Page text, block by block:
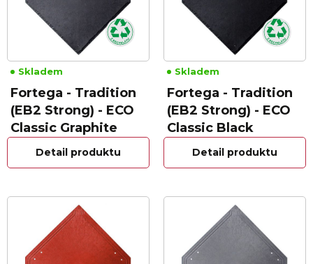
Skladem
Fortega - Tradition
(EB2 Strong) - ECO
Classic Graphite
Detail produktu
Skladem
Fortega - Tradition
(EB2 Strong) - ECO
Classic Black
Detail produktu